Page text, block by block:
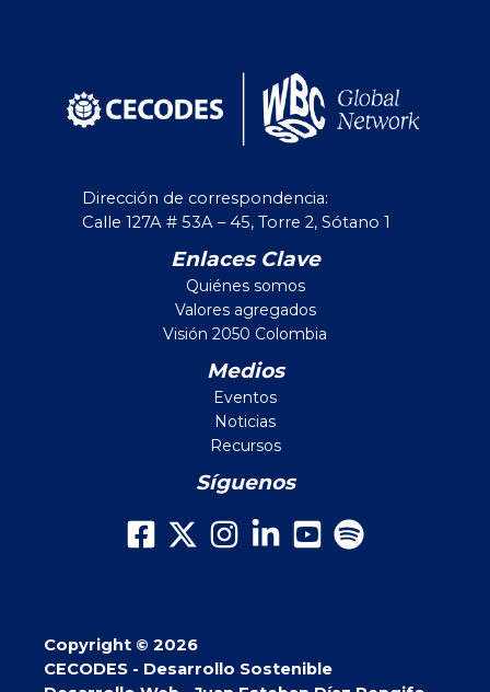
Dirección de correspondencia:
Calle 127A # 53A – 45, Torre 2, Sótano 1
Enlaces Clave
Quiénes somos
Valores agregados
Visión 2050 Colombia
Medios
Eventos
Noticias
Recursos
Síguenos
Copyright © 2026
CECODES - Desarrollo Sostenible